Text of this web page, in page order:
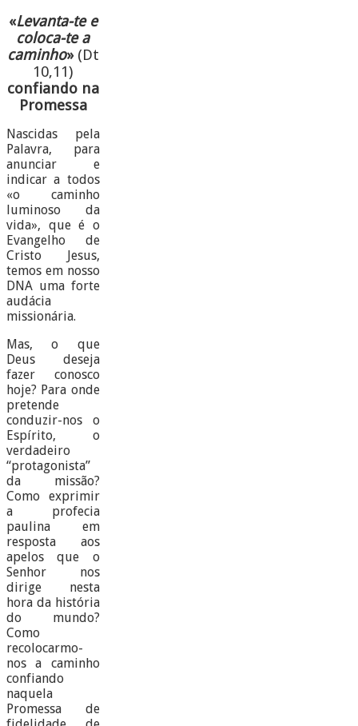
«Levanta-te e
coloca-te a
caminho»(Dt
10,11)
confiando na
Promessa
Nascidas pela
Palavra, para
anunciar e
indicar a todos
«o caminho
luminoso da
vida», que é o
Evangelho de
Cristo Jesus,
temos em nosso
DNA uma forte
audácia
missionária.
Mas, o que
Deus deseja
fazer conosco
hoje? Para onde
pretende
conduzir-nos o
Espírito, o
verdadeiro
“protagonista”
da missão?
Como exprimir
a profecia
paulina em
resposta aos
apelos que o
Senhor nos
dirige nesta
hora da história
do mundo?
Como
recolocarmo-
nos a caminho
confiando
naquela
Promessa de